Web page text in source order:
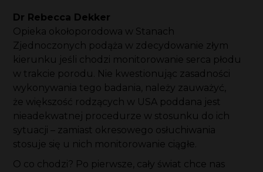
Dr Rebecca Dekker
Opieka okołoporodowa w Stanach
Zjednoczonych podąża w zdecydowanie złym
kierunku jeśli chodzi monitorowanie serca płodu
w trakcie porodu. Nie kwestionując zasadności
wykonywania tego badania, należy zauważyć,
że większość rodzących w USA poddana jest
nieadekwatnej procedurze w stosunku do ich
sytuacji – zamiast okresowego osłuchiwania
stosuje się u nich monitorowanie ciągłe.
O co chodzi? Po pierwsze, cały świat chce nas